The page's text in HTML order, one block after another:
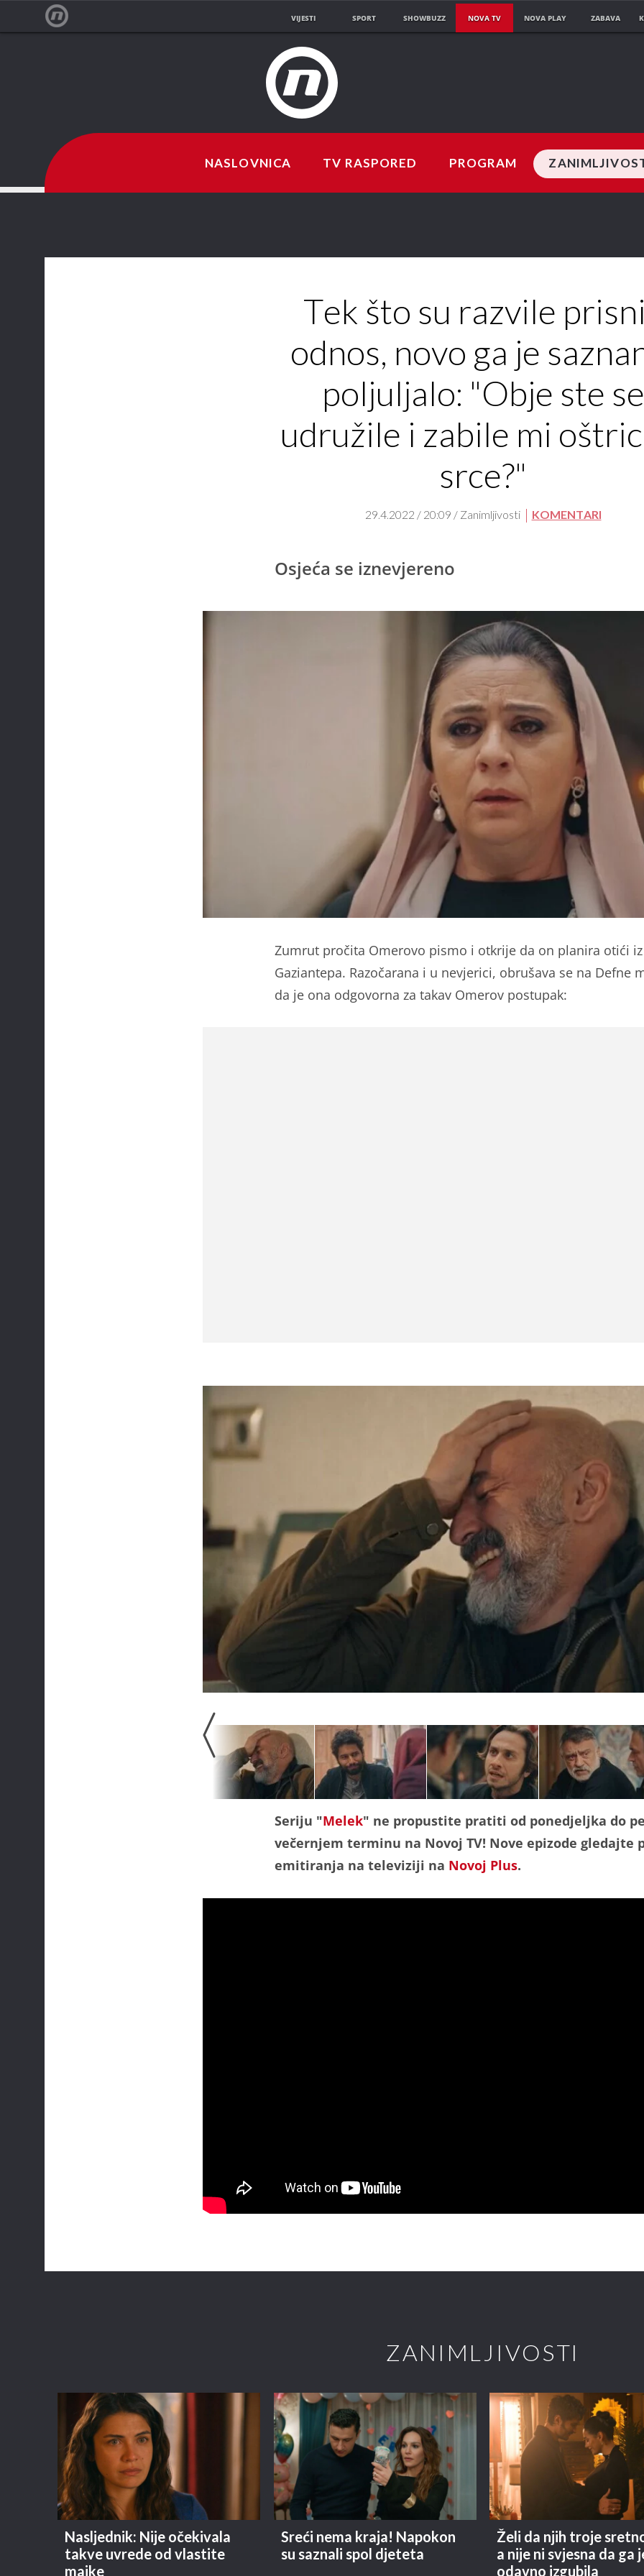
VIJESTI SPORT SHOWBUZZ NOVA TV NOVA PLAY ZABAVA
NASLOVNICA TV RASPORED PROGRAM
Tek što su razvile
odnos, novo ga je
poljuljalo: "Obje ste se
udružile i zabile mi
srce?"
29.4.2022 / 20:09 / Zanimljivosti KOMENTARI
Osjeća se iznevjereno
Zumrut pročita Omerovo pismo i otkrije da on planira otići iz
Gaziantepa. Razočarana i u nevjerici, obrušava se na Defne
da je ona odgovorna za takav Omerov postupak:
Seriju "Melek" ne propustite pratiti od ponedjeljka do
večernjem terminu na Novoj TV! Nove epizode gledajte
emitiranja na televiziji na Novoj Plus.
ZANIMLJIVOSTI
Nasljednik: Nije očekivala
takve uvrede od vlastite
majke
Sreći nema kraja! Napokon
su saznali spol djeteta
Želi da njih troje
a nije ni svjesna da ga
odavno izgubila